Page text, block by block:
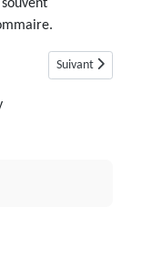
Article suivant :
Suivant